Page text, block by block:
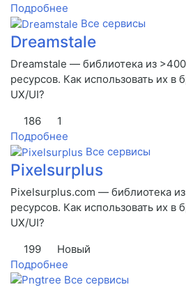
Подробнее
Все сервисы
Dreamstale
Dreamstale — библиотека из
ресурсов. Как использовать их в
UX/UI?
186
1
Подробнее
Все сервисы
Pixelsurplus
Pixelsurplus.com — библиотека
ресурсов. Как использовать их в
UX/UI?
199
Новый
Подробнее
Все сервисы